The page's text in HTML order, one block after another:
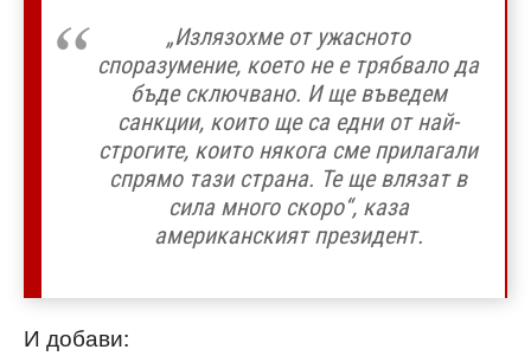
„Излязохме от ужасното
споразумение, което не е трябвало да
бъде сключвано. И ще въведем
санкции, които ще са едни от най-
строгите, които някога сме прилагали
спрямо тази страна. Те ще влязат в
сила много скоро“, каза
американският президент.
И добави: